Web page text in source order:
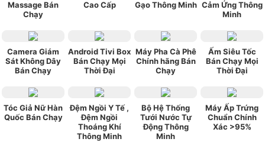
Massage Bán
Chạy
Cao Cấp
Gạo Thông Minh Cảm Ứng Thông
Minh
Camera Giám
Sát Không Dây
Bán Chạy
Android Tivi Box
Bán Chạy Mọi
Thời Đại
Máy Pha Cà Phê
Chính hãng Bán
Chạy
Ấm Siêu Tốc
Bán Chạy Mọi
Thời Đại
Tóc Giả Nữ Hàn
Quốc Bán Chạy
Đệm Ngồi Y Tế ,
Đệm Ngồi
Thoáng Khí
Thông Minh
Bộ Hệ Thống
Tưới Nước Tự
Động Thông
Minh
Máy Ấp Trứng
Chuẩn Chính
Xác >95%